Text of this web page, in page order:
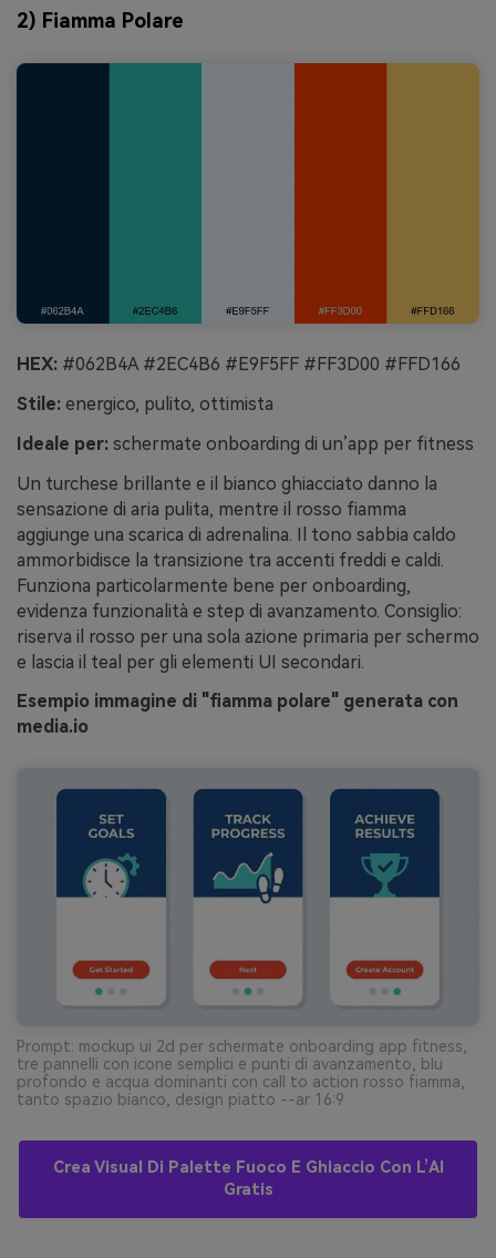
2) Fiamma Polare
HEX: #062B4A #2EC4B6 #E9F5FF #FF3D00 #FFD166
Stile: energico, pulito, ottimista
Ideale per: schermate onboarding di un’app per fitness
Un turchese brillante e il bianco ghiacciato danno la
sensazione di aria pulita, mentre il rosso fiamma
aggiunge una scarica di adrenalina. Il tono sabbia caldo
ammorbidisce la transizione tra accenti freddi e caldi.
Funziona particolarmente bene per onboarding,
evidenza funzionalità e step di avanzamento. Consiglio:
riserva il rosso per una sola azione primaria per schermo
e lascia il teal per gli elementi UI secondari.
Esempio immagine di "fiamma polare" generata con
media.io
Prompt: mockup ui 2d per schermate onboarding app fitness,
tre pannelli con icone semplici e punti di avanzamento, blu
profondo e acqua dominanti con call to action rosso fiamma,
tanto spazio bianco, design piatto --ar 16:9
Crea Visual Di Palette Fuoco E Ghiaccio Con L’AI
Gratis